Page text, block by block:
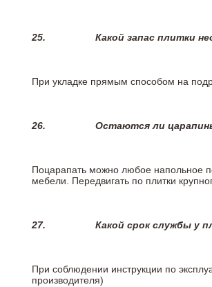
25. Какой запас плитки
При укладке прямым способом на
26. Остаются ли
Поцарапать можно любое напольное
мебели. Передвигать по плитки
27. Какой срок службы у
При соблюдении инструкции по
производителя)